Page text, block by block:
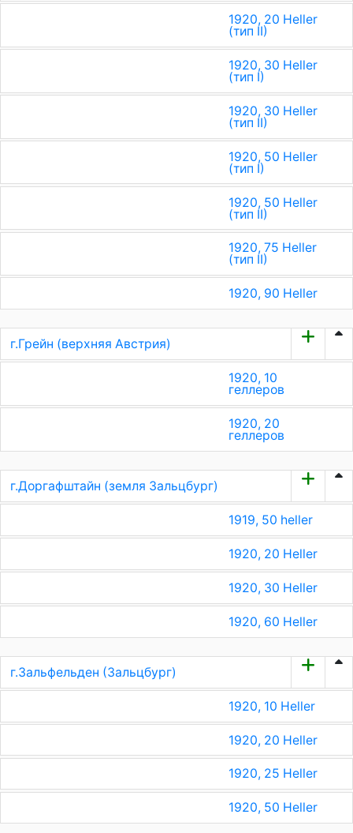
1920, 20 Heller
(тип II)
1920, 30 Heller
(тип I)
1920, 30 Heller
(тип II)
1920, 50 Heller
(тип I)
1920, 50 Heller
(тип II)
1920, 75 Heller
(тип II)
1920, 90 Heller
г.Грейн (верхняя Австрия)
1920, 10
геллеров
1920, 20
геллеров
г.Доргафштайн (земля Зальцбург)
1919, 50 heller
1920, 20 Heller
1920, 30 Heller
1920, 60 Heller
г.Зальфельден (Зальцбург)
1920, 10 Heller
1920, 20 Heller
1920, 25 Heller
1920, 50 Heller